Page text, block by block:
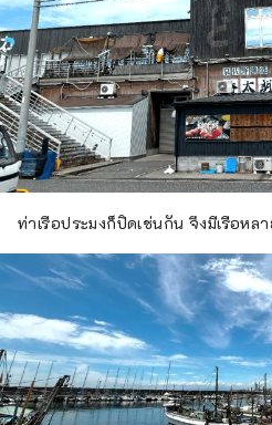
ท่าเรือประมงก็ปิดเช่นกัน จึงมีเรือห